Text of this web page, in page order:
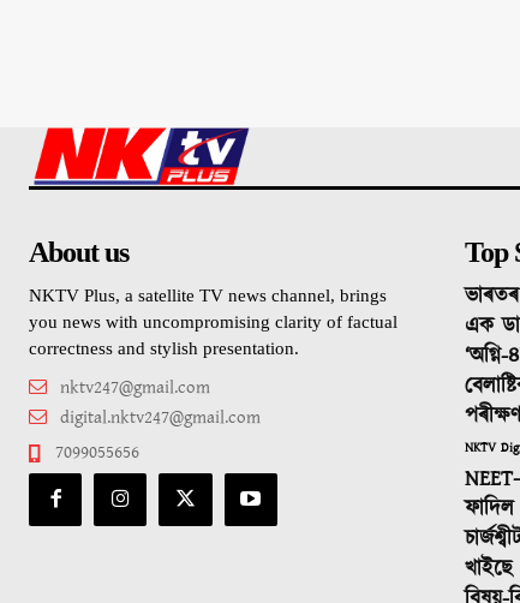
About us
NKTV Plus, a satellite TV news channel, brings
you news with uncompromising clarity of factual
correctness and stylish presentation.
nktv247@gmail.com
digital.nktv247@gmail.com
7099055656
Top
এক
পৰীক্ষণ
NKTV